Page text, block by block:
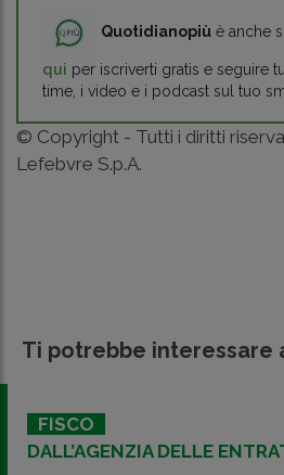
Quotidianopiù è anche
qui per iscriverti gratis e seguire
time, i video e i podcast sul tuo
© Copyright - Tutti i diritti
Lefebvre S.p.A.
Ti potrebbe interessare
FISCO
DALL’AGENZIA DELLE